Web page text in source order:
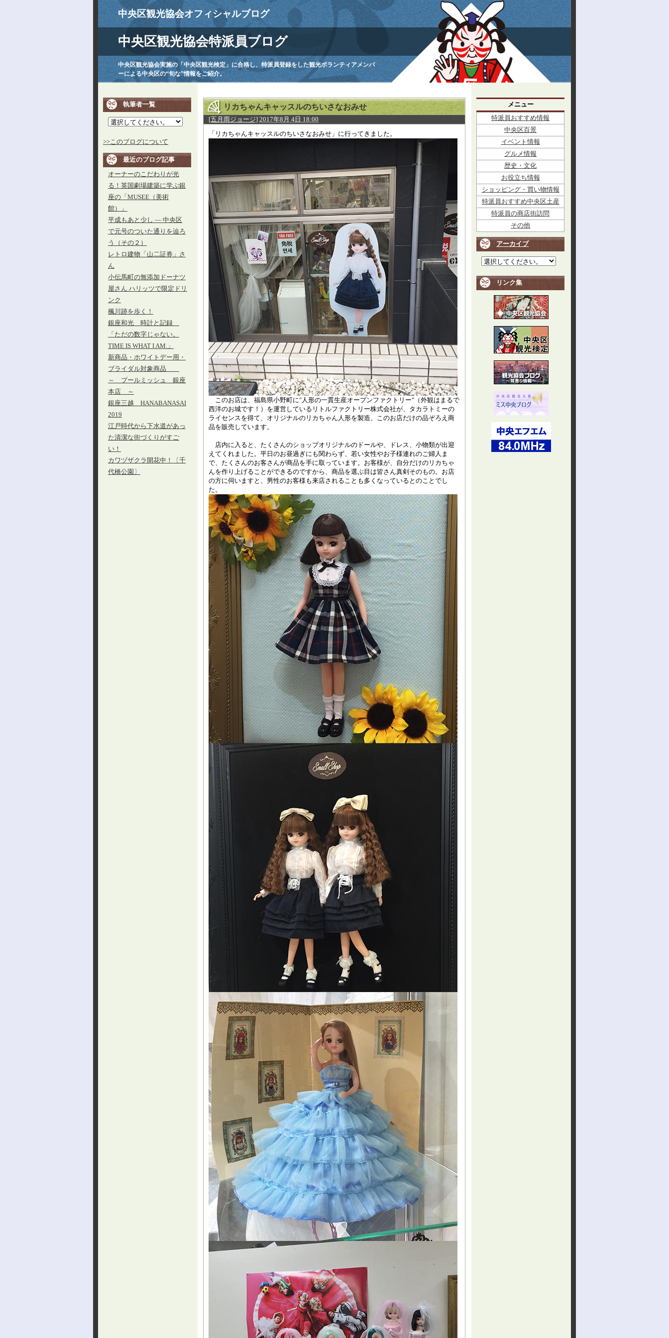
中央区観光協会オフィシャルブログ
中央区観光協会特派員ブログ
中央区観光協会実施の「中央区観光検定」に合格し、特派員登録をした観光ボランティアメンバ
ーによる中央区の“旬な”情報をご紹介。
執筆者一覧
>>このブログについて
最近のブログ記事
オーナーのこだわりが光
る！英国劇場建築に学ぶ銀
座の「MUSEE（美術
館）」
平成もあと少し ― 中央区
で元号のついた通りを辿ろ
う（その２）
レトロ建物「山二証券」さ
ん
小伝馬町の無添加ドーナツ
屋さん ハリッツで限定ドリ
ンク
楓川跡を歩く！
銀座和光 時計と記録
「ただの数字じゃない。
TIME IS WHAT I AM.」
新商品・ホワイトデー用・
ブライダル対象商品
～ ブールミッシュ 銀座
本店 ～
銀座三越 HANABANASAI
2019
江戸時代から下水道があっ
た清潔な街づくりがすご
い！
カワヅザクラ開花中！〔千
代橋公園〕
リカちゃんキャッスルのちいさなおみせ
[五月雨ジョージ] 2017年8月 4日 18:00
「リカちゃんキャッスルのちいさなおみせ」に行ってきました。
このお店は、福島県小野町に"人形の一貫生産オープンファクトリー"（外観はまるで
西洋のお城です！）を運営しているリトルファクトリー株式会社が、タカラトミーの
ライセンスを得て、オリジナルのリカちゃん人形を製造、このお店だけの品ぞろえ商
品を販売しています。
店内に入ると、たくさんのショップオリジナルのドールや、ドレス、小物類が出迎
えてくれました。平日のお昼過ぎにも関わらず、若い女性やお子様連れのご婦人ま
で、たくさんのお客さんが商品を手に取っています。お客様が、自分だけのリカちゃ
んを作り上げることができるのですから、商品を選ぶ目は皆さん真剣そのもの。お店
の方に伺いますと、男性のお客様も来店されることも多くなっているとのことでし
た。
メニュー
特派員おすすめ情報
中央区百景
イベント情報
グルメ情報
歴史・文化
お役立ち情報
ショッピング・買い物情報
特派員おすすめ中央区土産
特派員の商店街訪問
その他
アーカイブ
リンク集